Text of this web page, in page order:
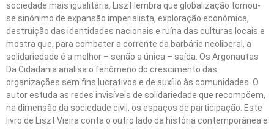
sociedade mais igualitária. Liszt lembra que globalização tornou-
se sinônimo de expansão imperialista, exploração econômica,
destruição das identidades nacionais e ruína das culturas locais e
mostra que, para combater a corrente da barbárie neoliberal, a
solidariedade é a melhor – senão a única – saída. Os Argonautas
Da Cidadania analisa o fenômeno do crescimento das
organizações sem fins lucrativos e de auxílio às comunidades. O
autor estuda as redes invisíveis de solidariedade que recompõem,
na dimensão da sociedade civil, os espaços de participação. Este
livro de Liszt Vieira conta o outro lado da história contemporânea e